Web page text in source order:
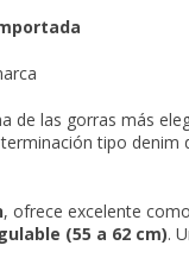
de las gorras más
tipo
, ofrece excelente
(55 a 62 cm).